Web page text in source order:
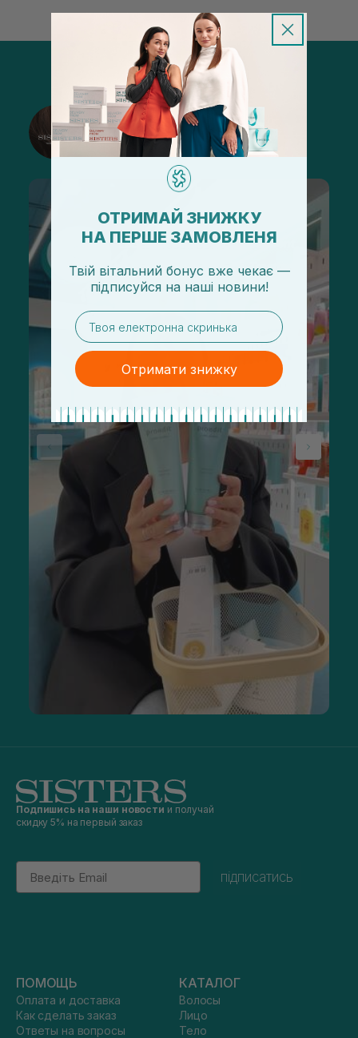
@sisters_stelmakh в Instagram
Подписаться
Подпишись на наши новости и получай
скидку 5% на первый заказ
Email
підписатись
ПОМОЩЬ
Оплата и доставка
Как сделать заказ
Ответы на вопросы
КАТАЛОГ
Волосы
Лицо
Тело
ОТРИМАЙ ЗНИЖКУ
НА ПЕРШЕ ЗАМОВЛЕНЯ
Твій вітальний бонус вже чекає —
підписуйся на наші новини!
email
Отримати знижку